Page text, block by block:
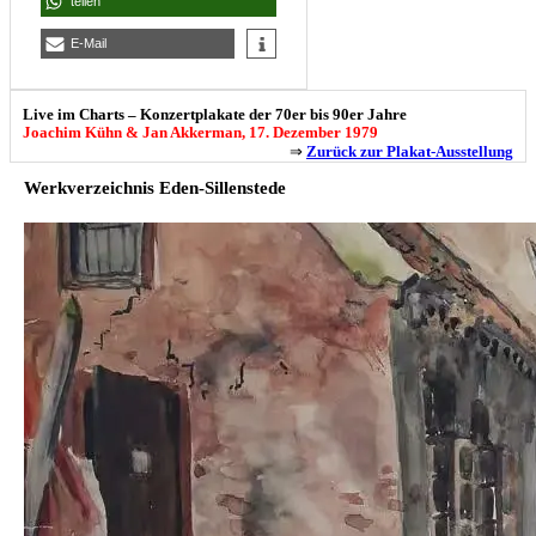
E-Mail
Live im Charts – Konzertplakate der 70er bis 90er Jahre
Joachim Kühn & Jan Akkerman, 17. Dezember 1979
⇒ Zurück zur Plakat-Ausstellung
Werkverzeichnis Eden-Sillenstede